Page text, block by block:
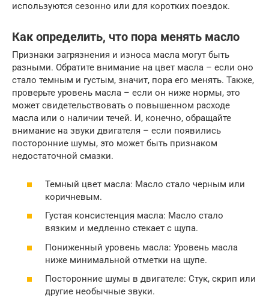
используются сезонно или для коротких поездок.
Как определить, что пора менять масло
Признаки загрязнения и износа масла могут быть
разными. Обратите внимание на цвет масла – если оно
стало темным и густым, значит, пора его менять. Также,
проверьте уровень масла – если он ниже нормы, это
может свидетельствовать о повышенном расходе
масла или о наличии течей. И, конечно, обращайте
внимание на звуки двигателя – если появились
посторонние шумы, это может быть признаком
недостаточной смазки.
Темный цвет масла: Масло стало черным или
коричневым.
Густая консистенция масла: Масло стало
вязким и медленно стекает с щупа.
Пониженный уровень масла: Уровень масла
ниже минимальной отметки на щупе.
Посторонние шумы в двигателе: Стук, скрип или
другие необычные звуки.